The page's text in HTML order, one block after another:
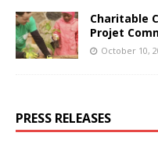
Charitable
Projet
October 10,
PRESS RELEASES